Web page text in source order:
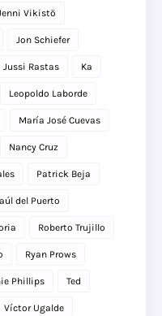
Vikistö
Jon Schiefer
Jussi Rastas Ka
Leopoldo Laborde
María José Cuevas
Nancy Cruz
Patrick Beja
del Puerto
Roberto Trujillo
Ryan Prows
Phillips Ted
Víctor Ugalde